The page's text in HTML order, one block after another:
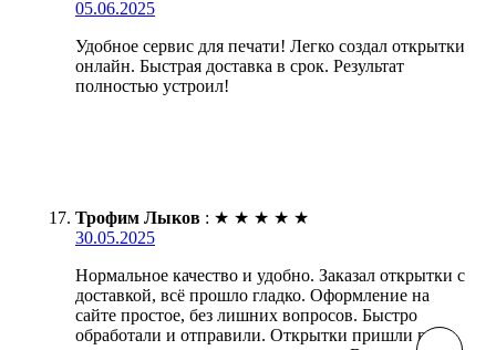
05.06.2025
Удобное сервис для печати! Легко создал открытки
онлайн. Быстрая доставка в срок. Результат
полностью устроил!
Трофим Лыков : ★ ★ ★ ★ ★
30.05.2025
Нормальное качество и удобно. Заказал открытки с
доставкой, всё прошло гладко. Оформление на
сайте простое, без лишних вопросов. Быстро
обработали и отправили. Открытки пришли в